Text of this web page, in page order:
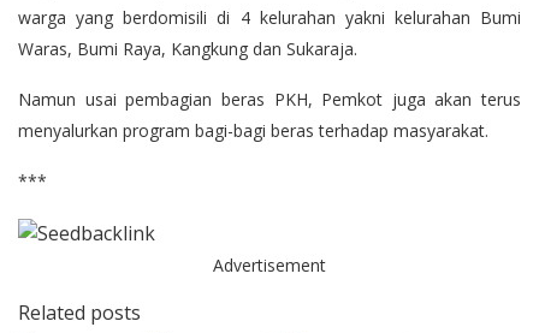
warga yang berdomisili di 4 kelurahan yakni kelurahan Bumi
Waras, Bumi Raya, Kangkung dan Sukaraja.
Namun usai pembagian beras PKH, Pemkot juga akan terus
menyalurkan program bagi-bagi beras terhadap masyarakat.
***
Advertisement
Related posts